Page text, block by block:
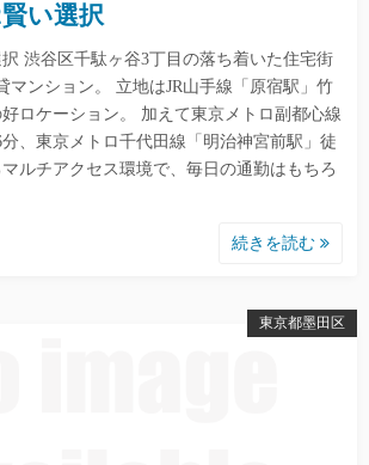
い選択
渋谷区千駄ヶ谷3丁目の落ち着いた住宅街
マンション。 立地はJR山手線「原宿駅」竹
ロケーション。 加えて東京メトロ副都心線
分、東京メトロ千代田線「明治神宮前駅」徒
ルチアクセス環境で、毎日の通勤はもちろ
続きを読む
東京都墨田区